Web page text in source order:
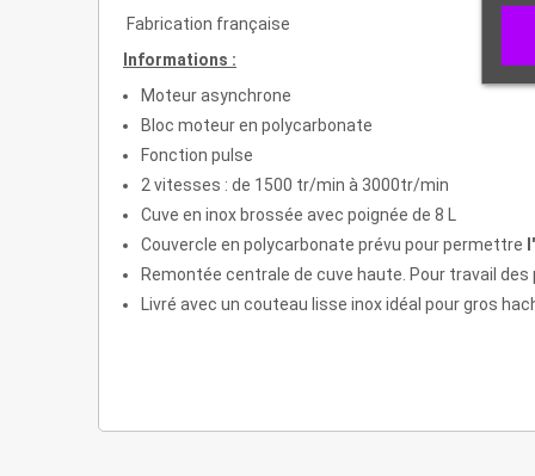
Fabrication française
Informations :
Moteur asynchrone
Bloc moteur en polycarbonate
Fonction pulse
2 vitesses : de 1500 tr/min à 3000tr/min
Cuve en inox brossée avec poignée de 8 L
Couvercle en polycarbonate prévu pour permettre l'
Remontée centrale de cuve haute. Pour travail
Livré avec un couteau lisse inox idéal pour gros